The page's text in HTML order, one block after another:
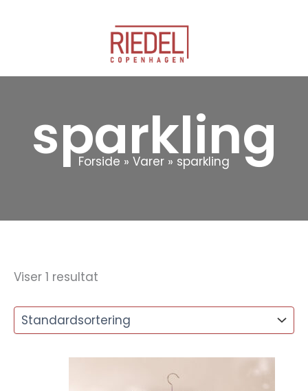
sparkling
Forside Varer sparkling
Viser 1 resultat